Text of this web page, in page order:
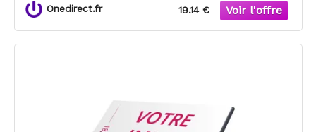
Onedirect.fr 19.14 €